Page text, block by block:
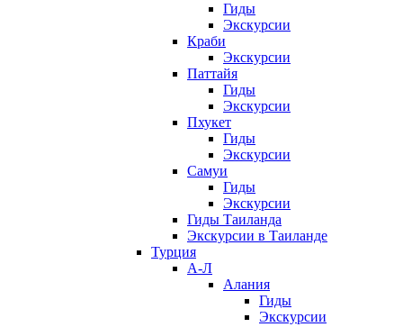
Гиды
Экскурсии
Краби
Экскурсии
Паттайя
Гиды
Экскурсии
Пхукет
Гиды
Экскурсии
Самуи
Гиды
Экскурсии
Гиды Таиланда
Экскурсии в Таиланде
Турция
А-Л
Алания
Гиды
Экскурсии